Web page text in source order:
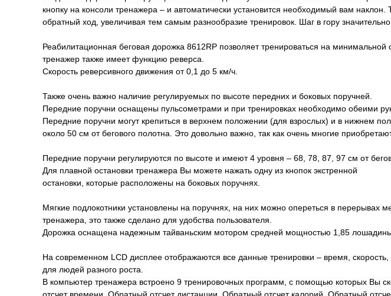
кнопку на консоли тренажера – и автоматически установится необходимый вам
обратный ход, увеличивая тем самым разнообразие тренировок. Шаг в гору
Реабилитационная беговая дорожка 8612RP позволяет тренироваться на
тренажер также имеет функцию реверса.
Скорость реверсивного движения от 0,1 до 5 км/ч.
Также очень важно наличие регулируемых по высоте передних и боковых поручней.
Передние поручни оснащены пульсометрами и при тренировках необходимо обеими
Передние поручни могут крепиться в верхнем положении (для взрослых) и в нижнем
около 50 см от бегового полотна. Это довольно важно, так как очень многие
Передние поручни регулируются по высоте и имеют 4 уровня – 68, 78, 87, 97 см от
Для плавной остановки тренажера Вы можете нажать одну из кнопок экстренной
остановки, которые расположены на боковых поручнях.
Мягкие подлокотники установлены на поручнях, на них можно опереться в перерывах
тренажера, это также сделано для удобства пользователя.
Дорожка оснащена надежным тайваньским мотором средней мощностью 1,85
На современном LCD дисплее отображаются все данные тренировки – время,
для людей разного роста.
В компьютер тренажера встроено 9 тренировочных программ, с помощью которых Вы